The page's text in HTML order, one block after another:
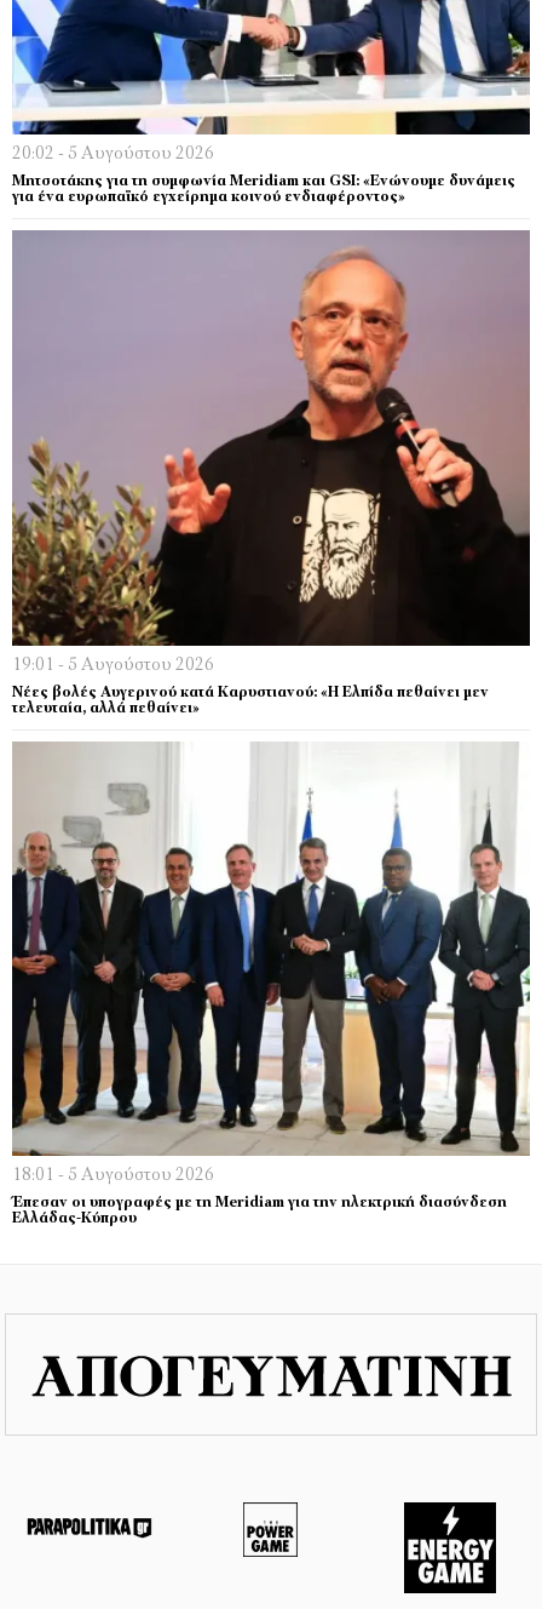
20:02 - 5 Αυγούστου 2026
Μητσοτάκης για τη συμφωνία Meridiam και GSI: «Ενώνουμε δυνάμεις
για ένα ευρωπαϊκό εγχείρημα κοινού ενδιαφέροντος»
19:01 - 5 Αυγούστου 2026
Νέες βολές Αυγερινού κατά Καρυστιανού: «Η Ελπίδα πεθαίνει μεν
τελευταία, αλλά πεθαίνει»
18:01 - 5 Αυγούστου 2026
Έπεσαν οι υπογραφές με τη Meridiam για την ηλεκτρική διασύνδεση
Ελλάδας-Κύπρου